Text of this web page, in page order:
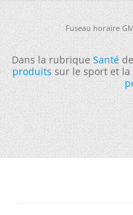
Fuseau horaire
Dans la rubriqueSanté
produitssur le sport et la